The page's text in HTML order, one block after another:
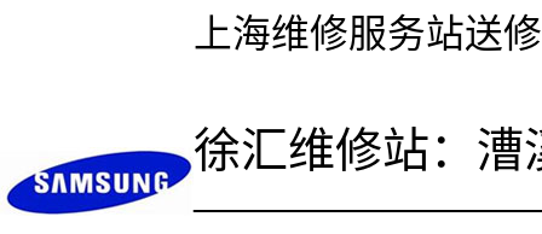
上海维修服务站送
徐汇维修站：漕